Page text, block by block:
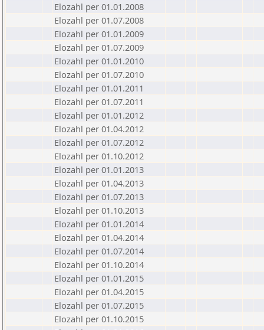
Elozahl per 01.01.2008
Elozahl per 01.07.2008
Elozahl per 01.01.2009
Elozahl per 01.07.2009
Elozahl per 01.01.2010
Elozahl per 01.07.2010
Elozahl per 01.01.2011
Elozahl per 01.07.2011
Elozahl per 01.01.2012
Elozahl per 01.04.2012
Elozahl per 01.07.2012
Elozahl per 01.10.2012
Elozahl per 01.01.2013
Elozahl per 01.04.2013
Elozahl per 01.07.2013
Elozahl per 01.10.2013
Elozahl per 01.01.2014
Elozahl per 01.04.2014
Elozahl per 01.07.2014
Elozahl per 01.10.2014
Elozahl per 01.01.2015
Elozahl per 01.04.2015
Elozahl per 01.07.2015
Elozahl per 01.10.2015